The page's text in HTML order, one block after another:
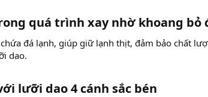
quá trình xay nhờ khoang bỏ
đá lạnh, giúp giữ lạnh thịt, đảm bảo chất
dao.
lưỡi dao 4 cánh sắc bén